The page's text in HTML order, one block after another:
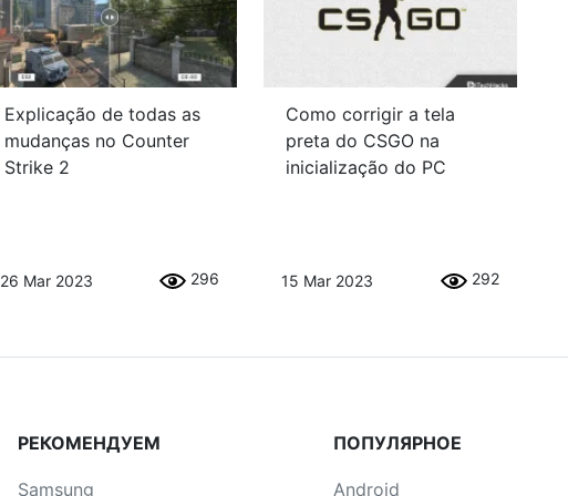
Explicação de todas as
mudanças no Counter
Strike 2
26 Mar 2023 296
Como corrigir a tela
preta do CSGO na
inicialização do PC
15 Mar 2023 292
РЕКОМЕНДУЕМ
Samsung
ПОПУЛЯРНОЕ
Android